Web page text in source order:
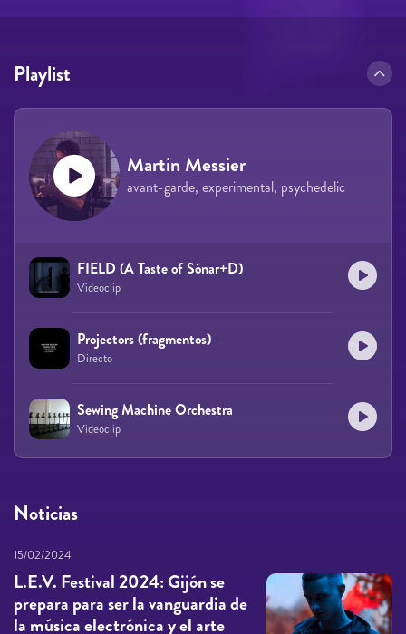
Noticias
15/02/2024
L.E.V. Festival 2024: Gijón se
prepara para ser la vanguardia de
la música electrónica y el arte
Playlist
Martin Messier
avant-garde, experimental, psychedelic
FIELD (A Taste of Sónar+D)
Videoclip
Projectors (fragmentos)
Directo
Sewing Machine Orchestra
Videoclip